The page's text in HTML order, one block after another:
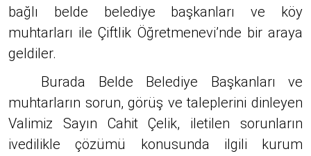
bağlı belde belediye başkanları ve köy
muhtarları ile Çiftlik Öğretmenevi’nde bir araya
geldiler.
Burada Belde Belediye Başkanları ve
muhtarların sorun, görüş ve taleplerini dinleyen
Valimiz Sayın Cahit Çelik, iletilen sorunların
ivedilikle çözümü konusunda ilgili kurum